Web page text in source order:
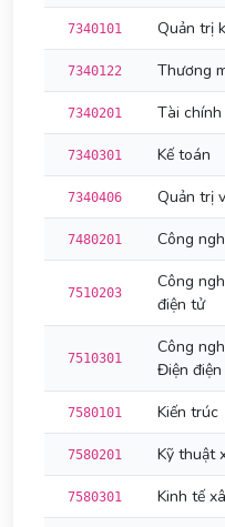
7340101 Quản trị
7340122 Thương
7340201 Tài
7340301 Kế toán
7340406 Quản trị
7480201 Công
7510203
Công
điện tử
7510301
Công
Điện
7580101 Kiến trúc
7580201 Kỹ thuật
7580301 Kinh tế